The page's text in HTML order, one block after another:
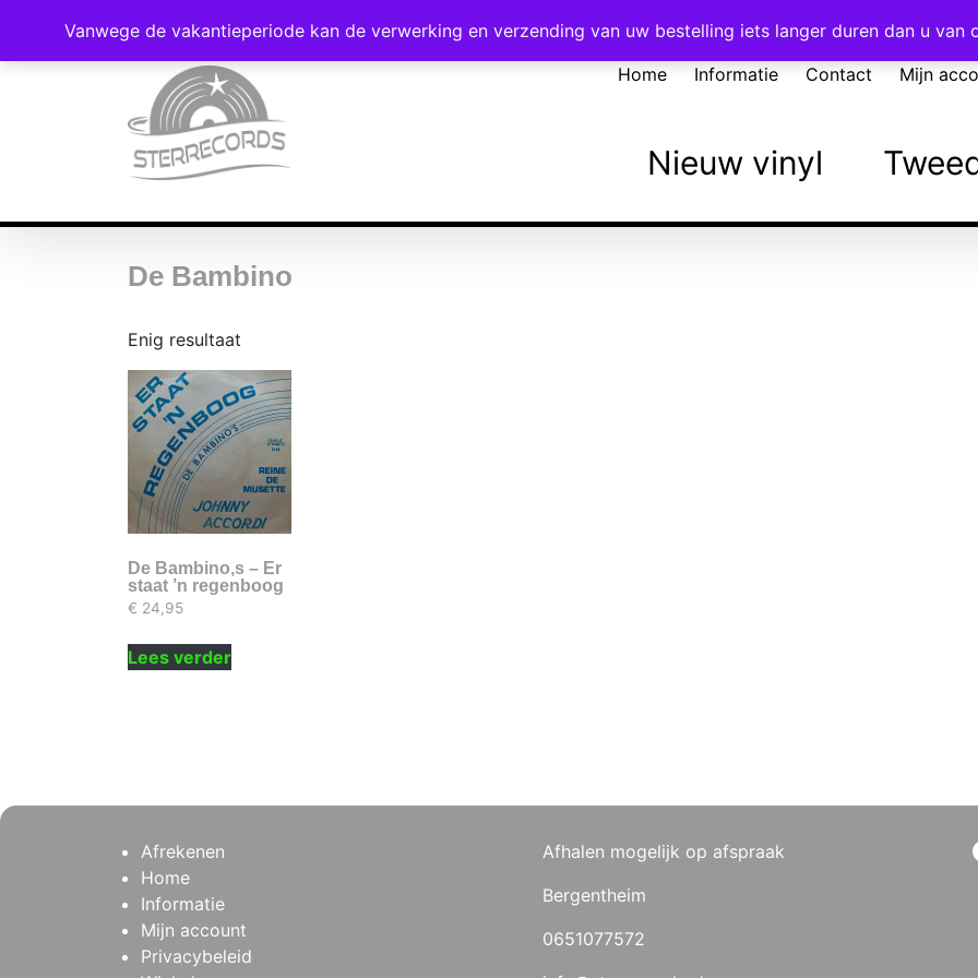
Voor 16:00 besteld = vandaag verzonden!
Home Informatie Contact Mijn
Nieuw vinyl
De Bambino
Enig resultaat
De Bambino,s – Er
staat ’n regenboog
€ 24,95
Lees verder
Afrekenen
Home
Informatie
Mijn account
Privacybeleid
Afhalen mogelijk op afspraak
Bergentheim
0651077572
Vanwege de vakantieperiode kan de verwerking en verzending van uw bestelling iets langer duren dan u